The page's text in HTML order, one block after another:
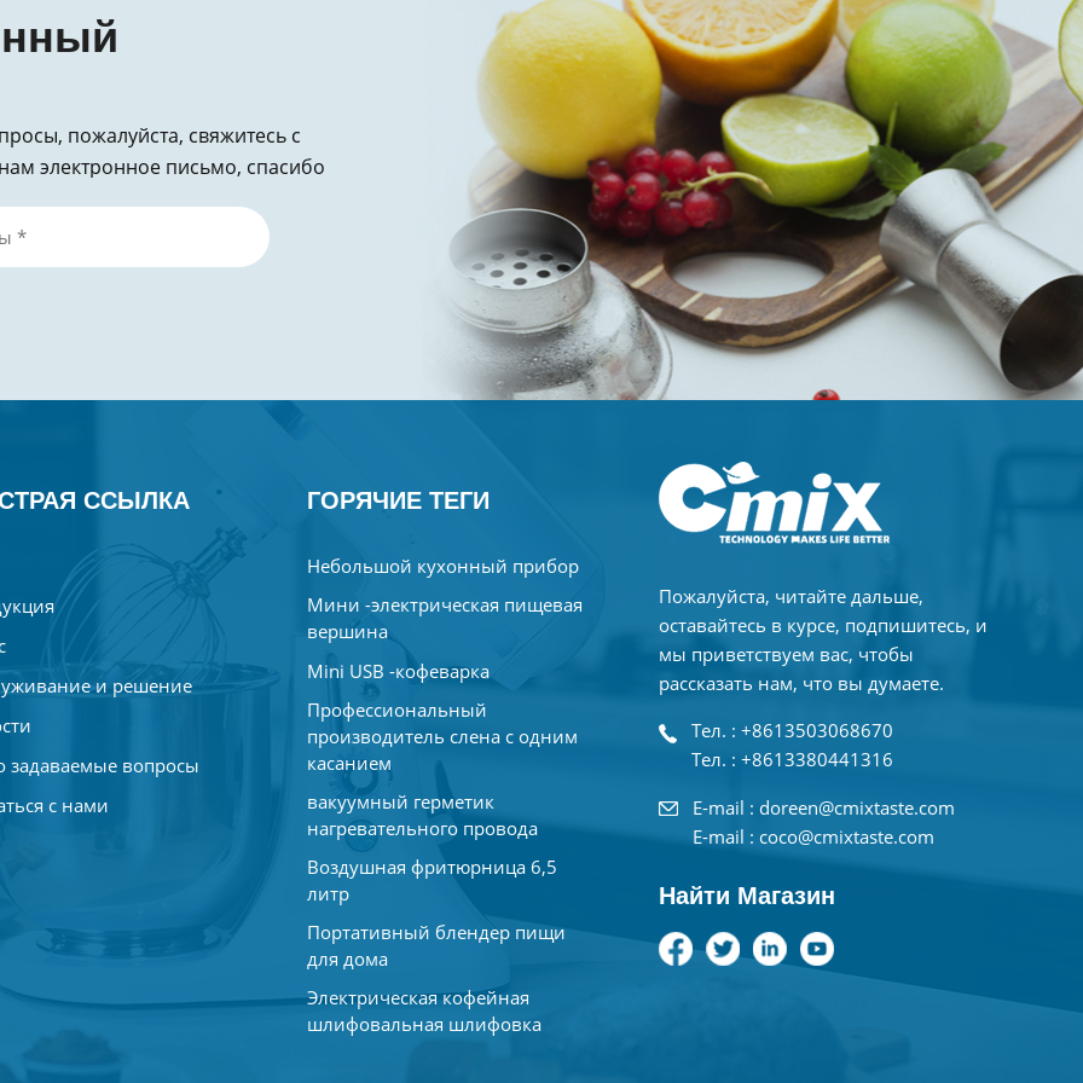
пожалуйста, свяжитесь с
электронное письмо, спасибо
ССЫЛКА
и решение
задаваемые вопросы
с нами
ГОРЯЧИЕ ТЕГИ
Небольшой кухонный прибор
Мини -электрическая пищевая
вершина
Mini USB -кофеварка
Профессиональный
производитель слена с одним
касанием
вакуумный герметик
нагревательного провода
Воздушная фритюрница 6,5
литр
Портативный блендер пищи
для дома
Электрическая кофейная
шлифовальная шлифовка
Пожалуйста, читайте дальше,
оставайтесь в курсе, подпишитесь, и
мы приветствуем вас, чтобы
рассказать нам, что вы думаете.
Тел. : +8613503068670
Тел. : +8613380441316
E-mail : doreen@cmixtaste.com
E-mail : coco@cmixtaste.com
Найти Магазин